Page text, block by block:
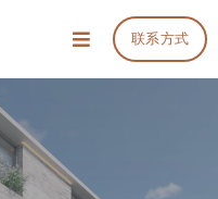
Toggle联系方式